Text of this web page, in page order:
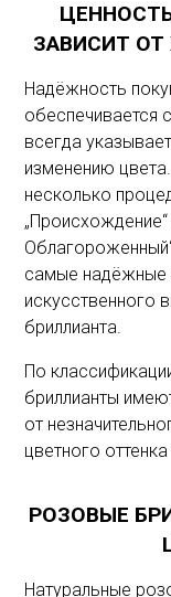
ЗАВИСИТ ОТ
Надёжность
обеспечивается
всегда
изменению
несколько
самые надёжные
искусственного
бриллианта.
По
бриллианты
от
цветного
РОЗОВЫЕ
Натуральные